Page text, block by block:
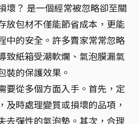
壞？ 是一個經常被忽略卻至關
放包材不僅能節省成本，更能
中的安全。許多賣家常常忽略
致紙箱受潮軟爛、氣泡膜漏氣
裝的保護效果。
要從多個方面入手。首先，定
及時處理變質或損壞的品項，
去彈性的氣泡墊。其次，合理